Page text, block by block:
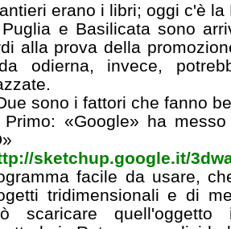
erano i libri; oggi c'è la
e Basilicata sono
alla prova della
odierna, invece,
sono i fattori che fanno
«Google» ha messo
sketchup.google.it/
facile da usare,
tridimensionali e di
scaricare